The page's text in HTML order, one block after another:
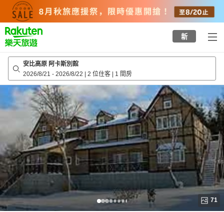
top
page
新
安比高原 阿卡斯別館
2026/8/21 - 2026/8/22 | 2 位住客 | 1 間房
71